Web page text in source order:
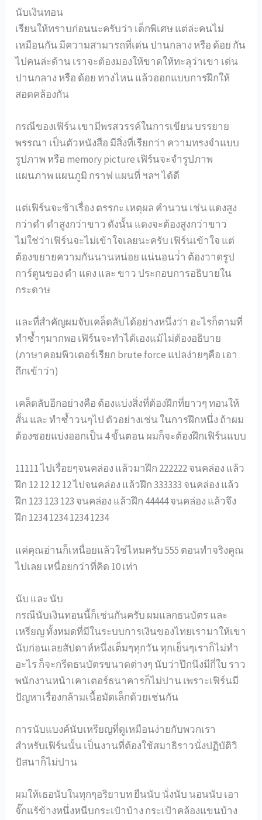
นับเงินทอน
เรียนให้ทราบก่อนนะครับว่า เด็กพิเศษ แต่ล่ะคนไม่
เหมือนกัน มีความสามารถที่เด่น ปานกลาง หรือ ด้อย กัน
ไปคนล่ะด้าน เราจะต้องมองให้ขาดให้ทะลุว่าเขา เด่น
ปานกลาง หรือ ด้อย ทางไหน แล้วออกแบบการฝึกให้
สอดคล้องกัน
กรณีของเฟิร์น เขามีพรสวรรค์ในการเขียน บรรยาย
พรรณา เป็นตัวหนังสือ มีสิ่งที่เรียกว่า ความทรงจำแบบ
รูปภาพ หรือ memory picture เฟิร์นจะจำรูปภาพ
แผนภาพ แผนภูมิ กราฟ แผนที่ ฯลฯ ได้ดี
แต่เฟิร์นจะช้าเรื่อง ตรรกะ เหตุผล คำนวน เช่น แดงสูง
กว่าดำ ดำสูงกว่าขาว ดังนั้น แดงจะต้องสูงกว่าขาว
ไม่ใช่ว่าเฟิร์นจะไม่เข้าใจเลยนะครับ เฟิร์นเข้าใจ แต่
ต้องขยายความกันนานหน่อย แน่นอนว่่า ต้องวาดรูป
การ์ตูนของ ดำ แดง และ ขาว ประกอบการอธิบายใน
กระดาษ
และที่สำคัญผมจับเคล็ดลับได้อย่างหนึ่งว่า อะไรก็ตามที่
ทำซ้ำๆมากพอ เฟิร์นจะทำได้เองแม้ไม่ต้องอธิบาย
(ภาษาคอมพิวเตอร์เรียก brute force แปลง่ายๆคือ เอา
ถึกเข้าว่า)
เคล็ดลับอีกอย่างคือ ต้องแบ่งสิ่งที่ต้องฝึกที่ยาวๆ ทอนให้
สั้น และ ทำซ้ำวนๆไป ตัวอย่างเช่น ในการฝึกหนึ่ง ถ้าผม
ต้องซอยแบ่งออกเป็น 4 ขั้นตอน ผมก็จะต้องฝึกเฟิร์นแบบ
11111 ไปเรื่อยๆจนคล่อง แล้วมาฝึก 222222 จนคล่อง แล้ว
ฝึก 12 12 12 12 ไปจนคล่อง แล้วฝึก 333333 จนคล่อง แล้ว
ฝึก 123 123 123 จนคล่อง แล้วฝึก 44444 จนคล่อง แล้วจึง
ฝึก 1234 1234 1234 1234
แค่คุณอ่านก็เหนื่อยแล้วใช่ไหมครับ 555 ตอนทำจริงคูณ
ไปเลย เหนื่อยกว่าที่คิด 10 เท่า
นับ และ นับ
กรณีนับเงินทอนนี้ก็เช่นกันครับ ผมแลกธนบัตร และ
เหรียญ ทั้งหมดที่มีในระบบการเงินของไทยเรามาให้เขา
นับก่อนเลยสัปดาห์หนึ่งเต็มๆทุกวัน ทุกเย็นๆเราก็ไม่ทำ
อะไร ก็จะกรีดธนบัตรขนาดต่างๆ นับว่าปึกนึงมีกี่ใบ ราว
พนักงานหน้าเคาเตอร์ธนาคารก็ไม่ปาน เพราะเฟิร์นมี
ปัญหาเรื่องกล้ามเนื้อมัดเล็กด้วยเช่นกัน
การนับแบงค์นับเหรียญที่ดูเหมือนง่ายกับพวกเรา
สำหรับเฟิร์นนั้น เป็นงานที่ต้องใช้สมาธิราวนั่งปฏิบัติวิ
ปัสนาก็ไม่ปาน
ผมให้เธอนับในทุกๆอริยาบท ยืนนับ นั่งนับ นอนนับ เอา
จั๊กแร้ข้างหนึ่งหนีบกระเป๋าบ้าง กระเป้าคล้องแขนบ้าง